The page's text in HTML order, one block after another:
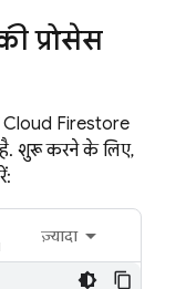
प्रोसेस
Cloud Firestore
शुरू करने के लिए,
ज़्यादा